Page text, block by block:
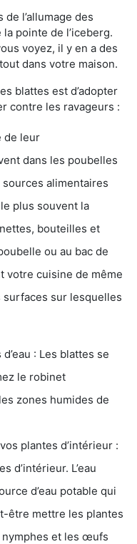
l’allumage des
pointe de l’iceberg.
voyez, il y en a des
dans votre maison.
blattes est d’adopter
contre les ravageurs :
de leur
dans les poubelles
alimentaires
plus souvent la
bouteilles et
ou au bac de
votre cuisine de même
sur lesquelles
: Les blattes se
le robinet
zones humides de
plantes d’intérieur :
d’intérieur. L’eau
d’eau potable qui
être mettre les plantes
nymphes et les œufs